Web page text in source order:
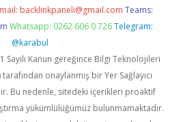
backlinkpaneli@gmail.com Teams:
Whatsapp: 0262 606 0 726 Telegram:
@karabul
Sayılı Kanun gereğince Bilgi Teknolojileri
onaylanmış bir Yer Sağlayıcı
Bu nedenle, sitedeki içerikleri proaktif
yükümlülüğümüz bulunmamaktadır.